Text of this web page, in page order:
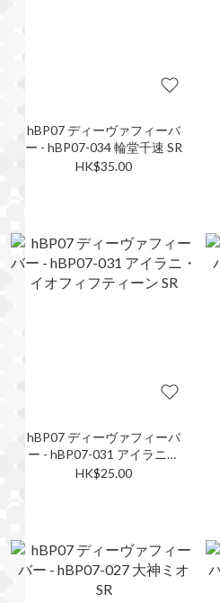
hBP07 ディーヴァフィーバ
ー - hBP07-034 輪堂千速 SR
HK$35.00
hBP07 ディーヴァフィーバ
ー - hBP07-031 アイラニ・
イオフィフティーン SR
HK$25.00